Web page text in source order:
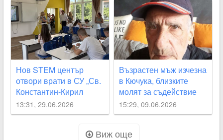
Нов STEM център
отвори врати в СУ „Св.
Константин-Кирил
Философ“
13:31, 29.06.2026
Възрастен мъж изчезна
в Кючука, близките
молят за съдействие
15:29, 09.06.2026
Виж още